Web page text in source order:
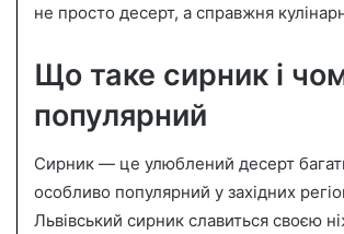
не просто десерт, а справжня
Що таке сирник і
популярний
Сирник — це улюблений десерт
особливо популярний у західних
Львівський сирник славиться своєю